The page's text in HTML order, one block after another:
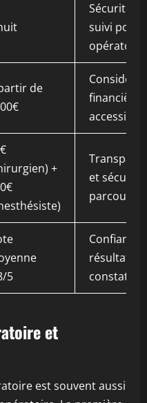
Sécurité et
suivi post-
opératoire
de
+
et
parcours
5
Confiance
résultats
constatés
et
est souvent aussi